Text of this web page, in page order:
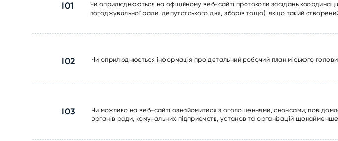
I01
Чи оприлюднюються на офіційному веб-сайті протоколи засідань
погоджувальної ради, депутатського дня, зборів тощо), якщо такий
I02 Чи оприлюднюється інформація про детальний робочий план міського
I03
Чи можливо на веб-сайті ознайомитися з оголошеннями, анонсами,
органів ради, комунальних підприємств, установ та організацій